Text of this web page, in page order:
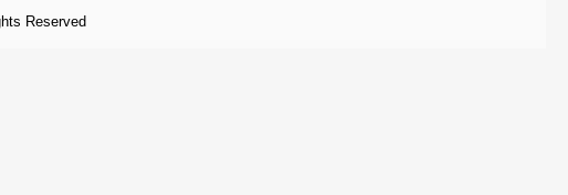
Reserved